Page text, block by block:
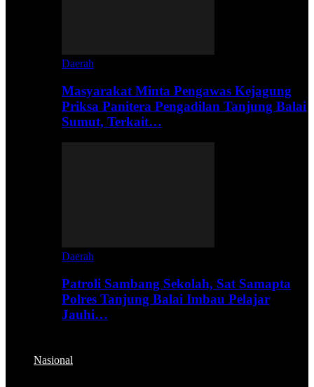
Daerah
Masyarakat Minta Pengawas Kejagung
Priksa Panitera Pengadilan Tanjung Balai
Sumut, Terkait…
Daerah
Patroli Sambang Sekolah, Sat Samapta
Polres Tanjung Balai Imbau Pelajar
Jauhi…
Nasional